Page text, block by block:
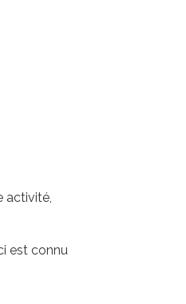
activité,
est connu